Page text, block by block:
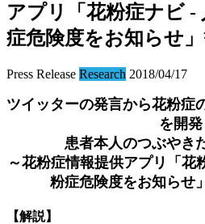
アプリ「花粉症ナビ -
症危険度をお知らせ
Press Release Research 2018/04/17
ツイッターの発言から花粉症
を開発
患者本人のつぶやき
～花粉症情報提供アプリ「花
粉症危険度をお知らせ
【解説】